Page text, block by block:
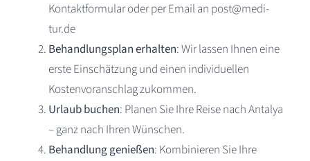
Kontaktformular oder per Email an post@medi-
tur.de
Behandlungsplan erhalten: Wir lassen Ihnen eine
erste Einschätzung und einen individuellen
Kostenvoranschlag zukommen.
Urlaub buchen: Planen Sie Ihre Reise nach Antalya
– ganz nach Ihren Wünschen.
Behandlung genießen: Kombinieren Sie Ihre